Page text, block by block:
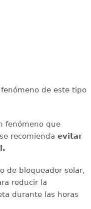
de este tipo
fenómeno que
recomienda evitar
de bloqueador solar,
reducir la
durante las horas